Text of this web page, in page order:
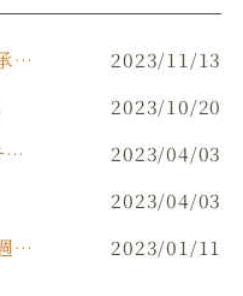
新メニュー続々 忘年会ご予約承り中です‼️
2023/11/13
2023/10/20
まちぶせデリキッチン（キッチンカー）
2023/04/03
2023/04/03
お待たせしました！餅付き 今週末(日)開催！！
2023/01/11